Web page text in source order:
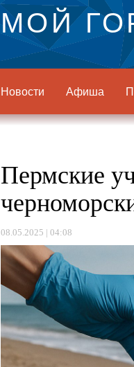
МОЙ
Новости Афиша
Пермские
08.05.2025 | 04:08